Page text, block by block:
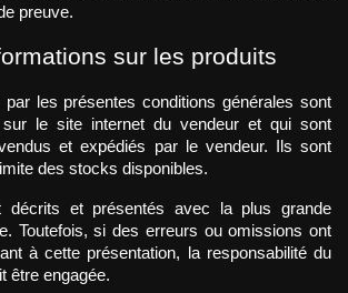
preuve.
sur les produits
par les présentes conditions générales sont
le site internet du vendeur et qui sont
et expédiés par le vendeur. Ils sont
des stocks disponibles.
décrits et présentés avec la plus grande
Toutefois, si des erreurs ou omissions ont
à cette présentation, la responsabilité du
être engagée.